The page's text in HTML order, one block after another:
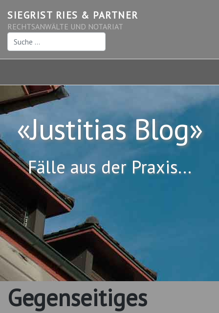
SIEGRIST RIES & PARTNER
RECHTSANWÄLTE UND NOTARIAT
Suchen
«Justitias Blog»
Fälle aus der Praxis...
Gegenseitiges